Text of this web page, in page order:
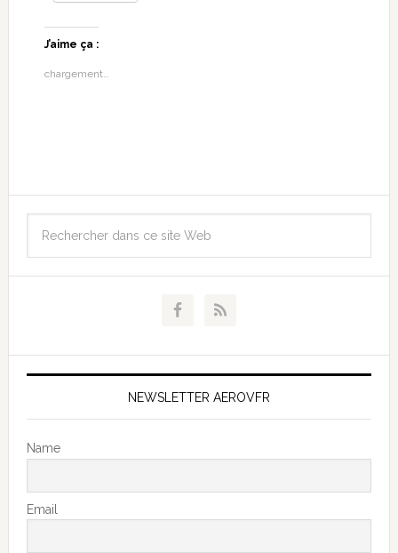
J’aime ça :
chargement…
NEWSLETTER AEROVFR
Name
Email